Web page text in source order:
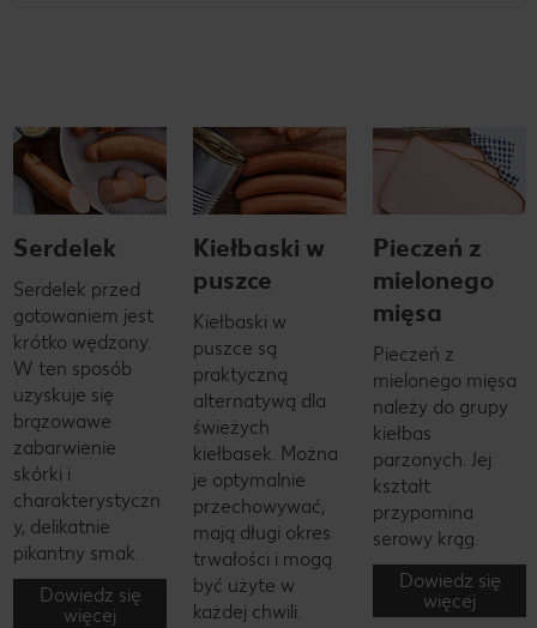
Serdelek
Serdelek przed
gotowaniem jest
krótko wędzony.
W ten sposób
uzyskuje się
brązowawe
zabarwienie
skórki i
charakterystyczn
y, delikatnie
pikantny smak.
Dowiedz się
więcej
Kiełbaski w
puszce
Kiełbaski w
puszce są
praktyczną
alternatywą dla
świeżych
kiełbasek. Można
je optymalnie
przechowywać,
mają długi okres
trwałości i mogą
być użyte w
każdej chwili.
Pieczeń z
mielonego
mięsa
Pieczeń z
mielonego mięsa
należy do grupy
kiełbas
parzonych. Jej
kształt
przypomina
serowy krąg.
Dowiedz się
więcej